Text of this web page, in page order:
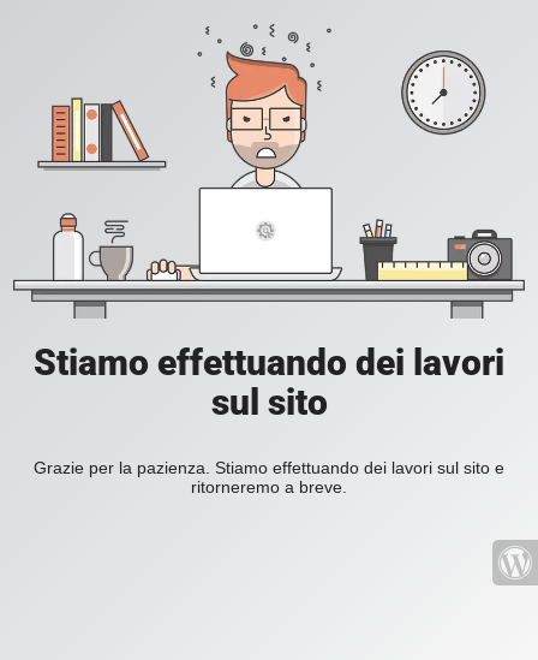
Stiamo effettuando dei lavori
sul sito
Grazie per la pazienza. Stiamo effettuando dei lavori sul sito e
ritorneremo a breve.